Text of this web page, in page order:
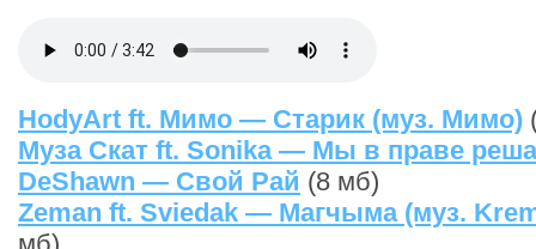
HodyArt ft. Мимо — Старик (муз. Мимо)
Муза Скат ft. Sonika — Мы в праве
DeShawn — Свой Рай (8 мб)
Zeman ft. Sviedak — Магчыма (муз.